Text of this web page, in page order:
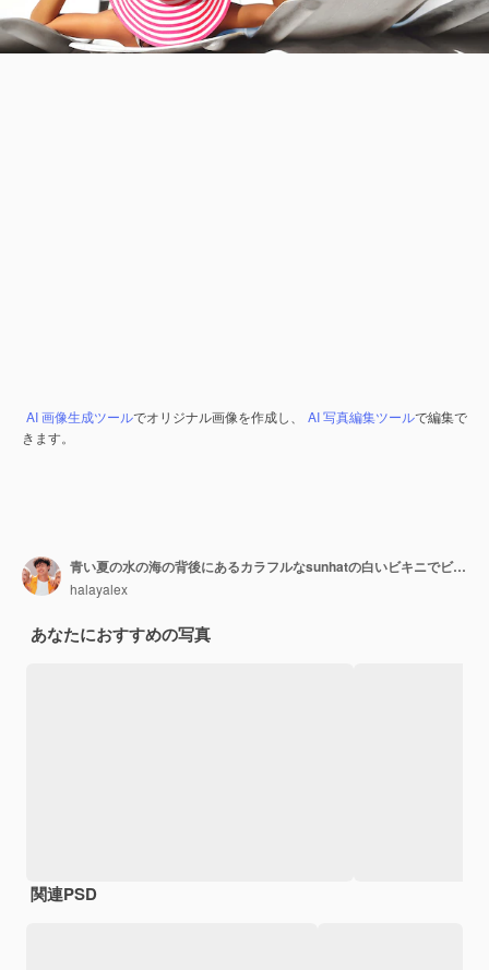
AI 画像生成ツールでオリジナル画像を作成し、 AI 写真編集ツールで編集で
きます。
青い夏の水の海の背後にあるカラフルなsunhatの白いビキニでビーチチェアで日光浴美人モデル
halayalex
あなたにおすすめの写真
関連PSD